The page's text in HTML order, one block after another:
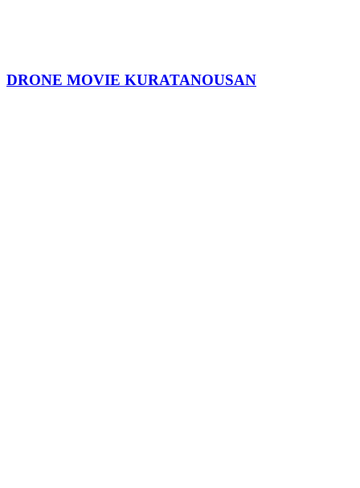
DRONE MOVIE KURATANOUSAN